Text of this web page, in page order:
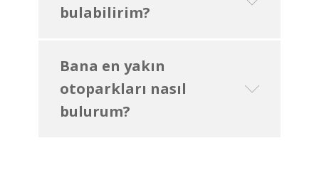
bulabilirim?
Bana en yakın
otoparkları nasıl
bulurum?